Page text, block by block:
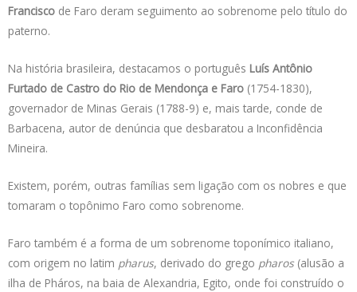
Francisco de Faro deram seguimento ao sobrenome pelo título do
paterno.
Na história brasileira, destacamos o português Luís Antônio
Furtado de Castro do Rio de Mendonça e Faro (1754-1830),
governador de Minas Gerais (1788-9) e, mais tarde, conde de
Barbacena, autor de denúncia que desbaratou a Inconfidência
Mineira.
Existem, porém, outras famílias sem ligação com os nobres e que
tomaram o topônimo Faro como sobrenome.
Faro também é a forma de um sobrenome toponímico italiano,
com origem no latim pharus, derivado do grego pharos(alusão a
ilha de Pháros, na baia de Alexandria, Egito, onde foi construído o